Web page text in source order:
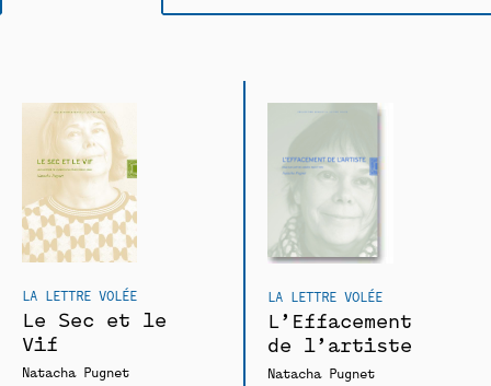
LA LETTRE VOLÉE
Le Sec et le
Vif
Natacha Pugnet
LA LETTRE VOLÉE
L’Effacement
de l’artiste
Natacha Pugnet